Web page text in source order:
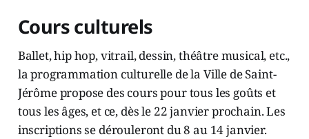
Cours culturels
Ballet, hip hop, vitrail, dessin, théâtre musical, etc.,
la programmation culturelle de la Ville de Saint-
Jérôme propose des cours pour tous les goûts et
tous les âges, et ce, dès le 22 janvier prochain. Les
inscriptions se dérouleront du 8 au 14 janvier.